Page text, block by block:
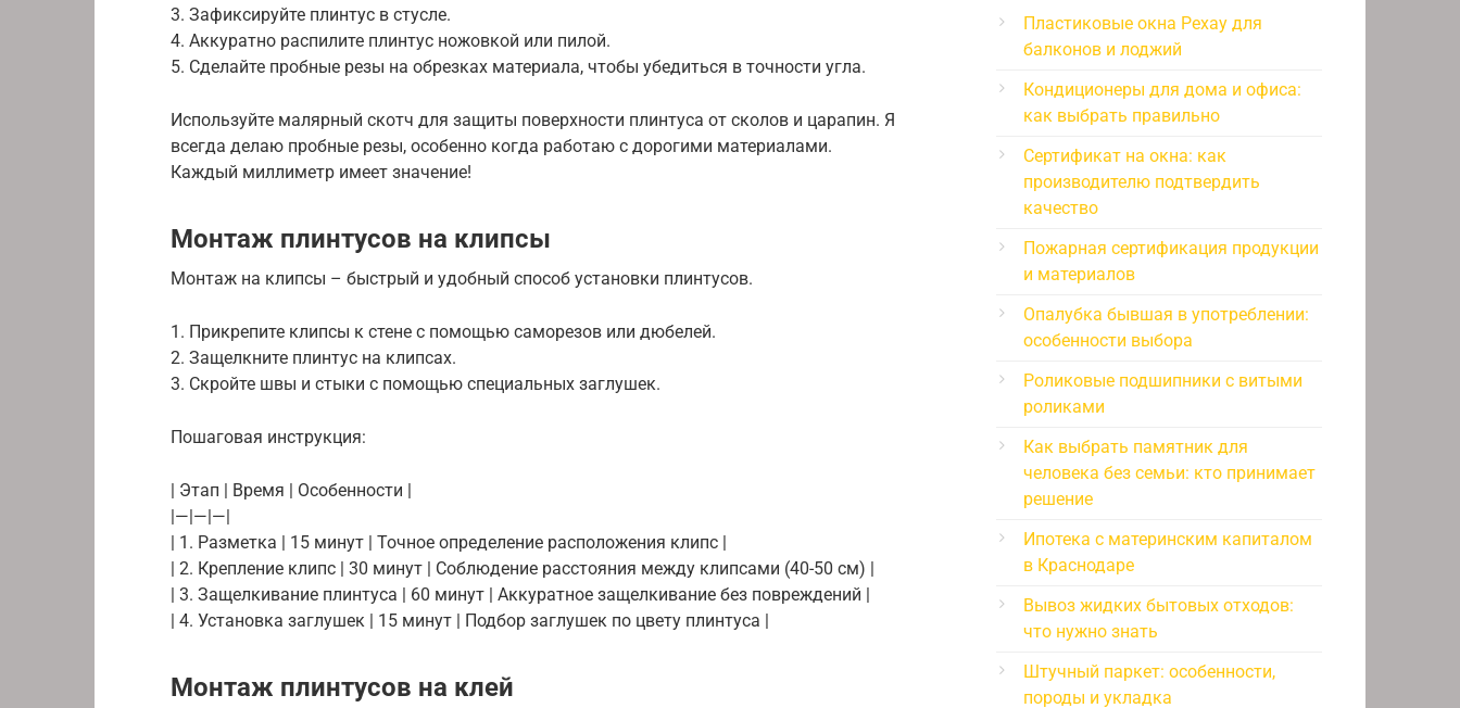
3. Зафиксируйте плинтус в стусле.
4. Аккуратно распилите плинтус ножовкой или пилой.
5. Сделайте пробные резы на обрезках материала, чтобы убедиться в точности угла.
Используйте малярный скотч для защиты поверхности плинтуса от сколов и царапин. Я
всегда делаю пробные резы, особенно когда работаю с дорогими материалами.
Каждый миллиметр имеет значение!
Монтаж плинтусов на клипсы
Монтаж на клипсы – быстрый и удобный способ установки плинтусов.
1. Прикрепите клипсы к стене с помощью саморезов или дюбелей.
2. Защелкните плинтус на клипсах.
3. Скройте швы и стыки с помощью специальных заглушек.
Пошаговая инструкция:
| Этап | Время | Особенности |
|—|—|—|
| 1. Разметка | 15 минут | Точное определение расположения клипс |
| 2. Крепление клипс | 30 минут | Соблюдение расстояния между клипсами (40-50 см) |
| 3. Защелкивание плинтуса | 60 минут | Аккуратное защелкивание без повреждений |
| 4. Установка заглушек | 15 минут | Подбор заглушек по цвету плинтуса |
Монтаж плинтусов на клей
Пластиковые окна Рехау для
балконов и лоджий
Кондиционеры для дома и офиса:
как выбрать правильно
Сертификат на окна: как
производителю подтвердить
качество
Пожарная сертификация продукции
и материалов
Опалубка бывшая в употреблении:
особенности выбора
Роликовые подшипники с витыми
роликами
Как выбрать памятник для
человека без семьи: кто принимает
решение
Ипотека с материнским капиталом
в Краснодаре
Вывоз жидких бытовых отходов:
что нужно знать
Штучный паркет: особенности,
породы и укладка